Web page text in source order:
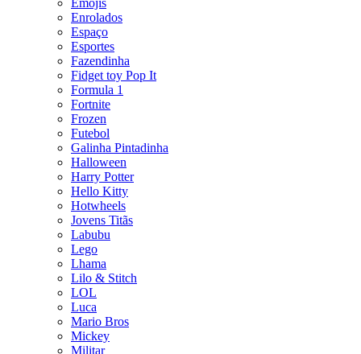
Emojis
Enrolados
Espaço
Esportes
Fazendinha
Fidget toy Pop It
Formula 1
Fortnite
Frozen
Futebol
Galinha Pintadinha
Halloween
Harry Potter
Hello Kitty
Hotwheels
Jovens Titãs
Labubu
Lego
Lhama
Lilo & Stitch
LOL
Luca
Mario Bros
Mickey
Militar